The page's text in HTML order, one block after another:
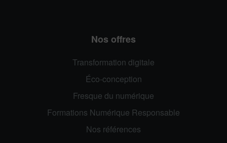
Nos offres
Transformation digitale
Éco-conception
Fresque du numérique
Formations Numérique Responsable
Nos références